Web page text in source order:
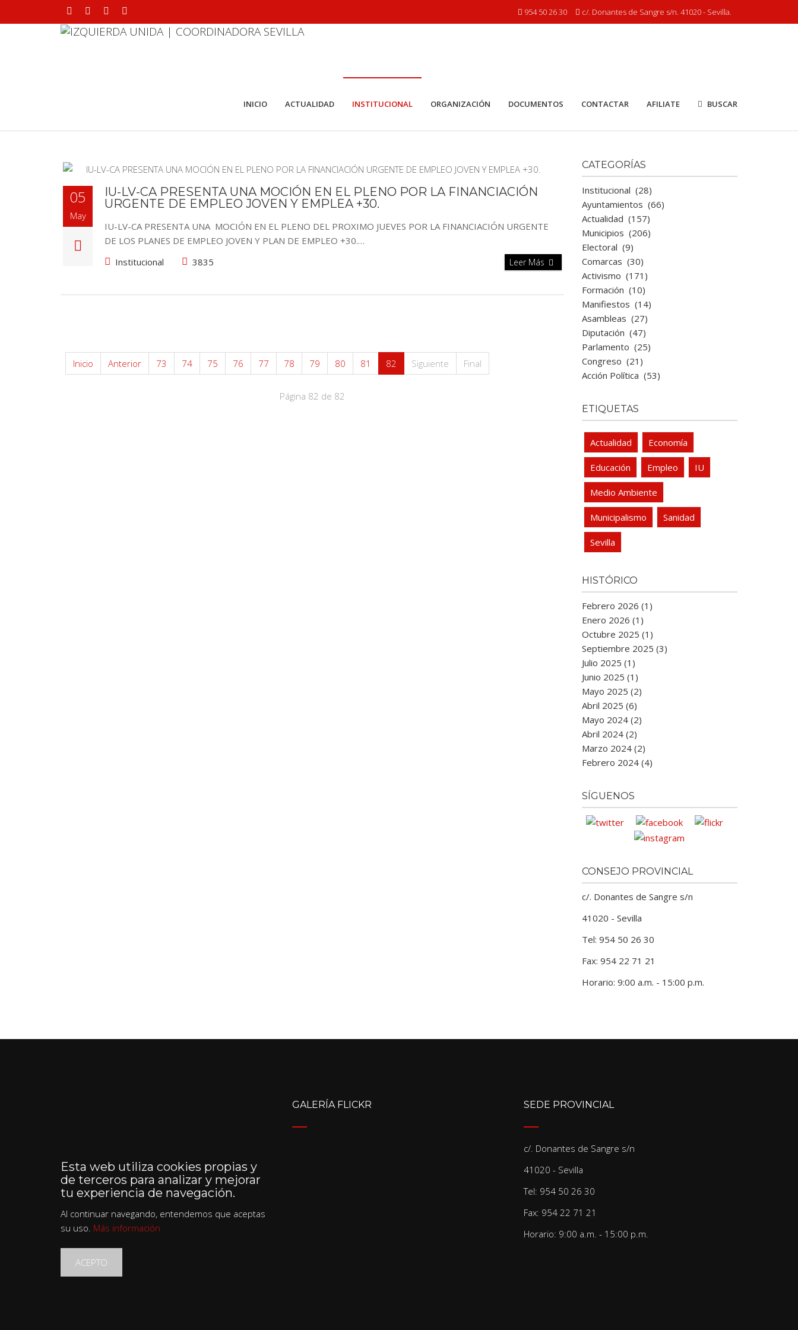
954 50 26 30 c/. Donantes de Sangre s/n. 41020 - Sevilla.
INICIO ACTUALIDAD INSTITUCIONAL ORGANIZACIÓN DOCUMENTOS CONTACTAR AFILIATE BUSCAR
05
May
IU-LV-CA PRESENTA UNA MOCIÓN EN EL PLENO POR LA FINANCIACIÓN
URGENTE DE EMPLEO JOVEN Y EMPLEA +30.
IU-LV-CA PRESENTA UNA MOCIÓN EN EL PLENO DEL PROXIMO JUEVES POR LA FINANCIACIÓN URGENTE
DE LOS PLANES DE EMPLEO JOVEN Y PLAN DE EMPLEO +30.…
Institucional
3835 Leer Más
Inicio Anterior 73 74 75 76 77 78 79 80 81 82 Siguiente Final
Página 82 de 82
CATEGORÍAS
Institucional (28)
Ayuntamientos (66)
Actualidad (157)
Municipios (206)
Electoral (9)
Comarcas (30)
Activismo (171)
Formación (10)
Manifiestos (14)
Asambleas (27)
Diputación (47)
Parlamento (25)
Congreso (21)
Acción Política (53)
ETIQUETAS
Actualidad Economía
Educación Empleo IU
Medio Ambiente
Municipalismo Sanidad
Sevilla
HISTÓRICO
Febrero 2026 (1)
Enero 2026 (1)
Octubre 2025 (1)
Septiembre 2025 (3)
Julio 2025 (1)
Junio 2025 (1)
Mayo 2025 (2)
Abril 2025 (6)
Mayo 2024 (2)
Abril 2024 (2)
Marzo 2024 (2)
Febrero 2024 (4)
SÍGUENOS
CONSEJO PROVINCIAL
c/. Donantes de Sangre s/n
41020 - Sevilla
Tel: 954 50 26 30
Fax: 954 22 71 21
Horario: 9:00 a.m. - 15:00 p.m.
Esta web utiliza cookies propias y
de terceros para analizar y mejorar
tu experiencia de navegación.
Al continuar navegando, entendemos que aceptas
su uso. Más información
ACEPTO
GALERÍA FLICKR SEDE PROVINCIAL
c/. Donantes de Sangre s/n
41020 - Sevilla
Tel: 954 50 26 30
Fax: 954 22 71 21
Horario: 9:00 a.m. - 15:00 p.m.